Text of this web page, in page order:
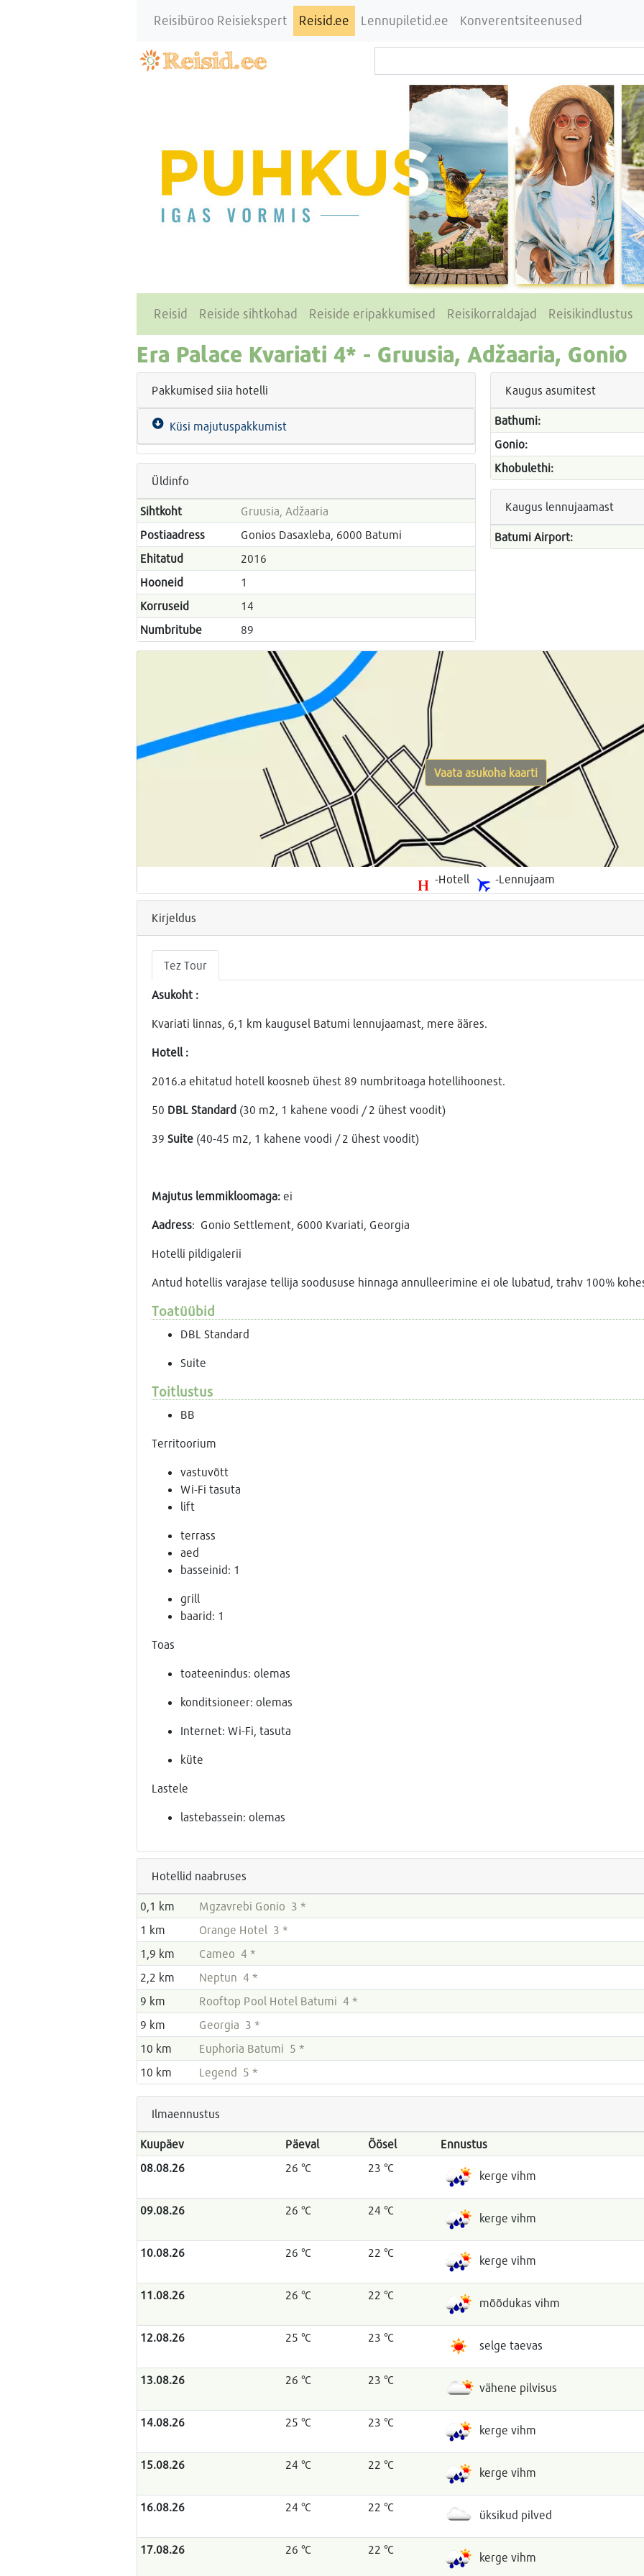
Reisibüroo Reisiekspert Reisid.ee Lennupiletid.ee Konverentsiteenused
Reisid Reiside sihtkohad Reiside eripakkumised Reisikorraldajad Reisikindlustus
Era Palace Kvariati 4* - Gruusia, Adžaaria, Gonio
Pakkumised siia hotelli
Küsi majutuspakkumist
Üldinfo
Sihtkoht
Gruusia, Adžaaria
Postiaadress
Gonios Dasaxleba, 6000 Batumi
Ehitatud
2016
Hooneid
1
Korruseid
14
Numbritube
89
Kaugus asumitest
Bathumi:
Gonio:
Khobulethi:
Kaugus lennujaamast
Batumi Airport:
-Hotell -Lennujaam
Vaata asukoha kaarti
Kirjeldus
Tez Tour
Asukoht :
Kvariati linnas, 6,1 km kaugusel Batumi lennujaamast, mere ääres.
Hotell :
2016.a ehitatud hotell koosneb ühest 89 numbritoaga hotellihoonest.
50 DBL Standard(30 m2, 1 kahene voodi / 2 ühest voodit)
39 Suite(40-45 m2, 1 kahene voodi / 2 ühest voodit)
Majutus lemmikloomaga:ei
Аadress: Gonio Settlement, 6000 Kvariati, Georgia
Hotelli pildigalerii
Antud hotellis varajase tellija soodususe hinnaga annulleerimine ei ole lubatud, trahv 100%
Toatüübid
DBL Standard
Suite
Toitlustus
BB
Territoorium
vastuvõtt
Wi-Fi tasuta
lift
terrass
aed
basseinid: 1
grill
baarid: 1
Toas
toateenindus: olemas
konditsioneer: olemas
Internet: Wi-Fi, tasuta
küte
Lastele
lastebassein: olemas
Hotellid naabruses
0,1 km
Mgzavrebi Gonio 3 *
1 km
Orange Hotel 3 *
1,9 km
Cameo 4 *
2,2 km
Neptun 4 *
9 km
Rooftop Pool Hotel Batumi 4 *
9 km
Georgia 3 *
10 km
Euphoria Batumi 5 *
10 km
Legend 5 *
Ilmaennustus
Kuupäev Päeval Öösel
Ennustus
08.08.26
26 °C 23 °C
kerge vihm
09.08.26 26 °C 24 °C
kerge vihm
10.08.26 26 °C 22 °C
kerge vihm
11.08.26 26 °C 22 °C
mõõdukas vihm
12.08.26 25 °C 23 °C
selge taevas
13.08.26 26 °C 23 °C
vähene pilvisus
14.08.26 25 °C 23 °C
kerge vihm
15.08.26 24 °C 22 °C
kerge vihm
16.08.26 24 °C 22 °C
üksikud pilved
17.08.26 26 °C 22 °C
kerge vihm